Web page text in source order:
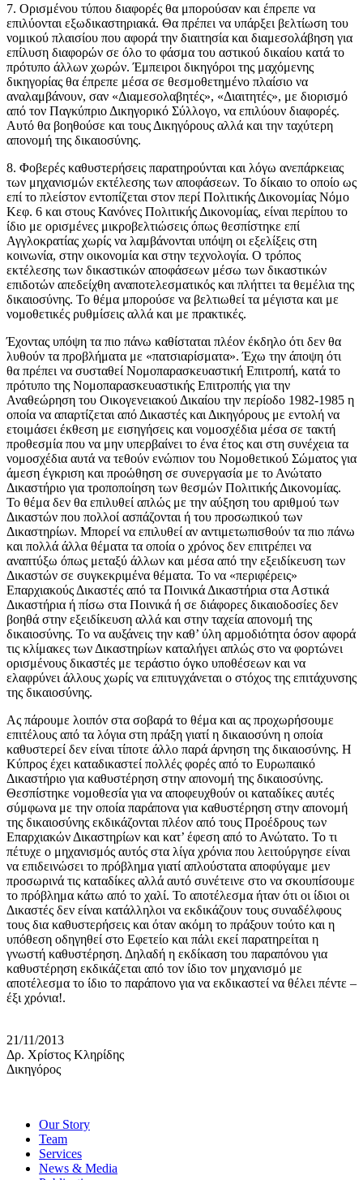
7. Ορισμένου τύπου διαφορές θα μπορούσαν και έπρεπε να
επιλύονται εξωδικαστηριακά. Θα πρέπει να υπάρξει βελτίωση του
νομικού πλαισίου που αφορά την διαιτησία και διαμεσολάβηση για
επίλυση διαφορών σε όλο το φάσμα του αστικού δικαίου κατά το
πρότυπο άλλων χωρών. Έμπειροι δικηγόροι της μαχόμενης
δικηγορίας θα έπρεπε μέσα σε θεσμοθετημένο πλαίσιο να
αναλαμβάνουν, σαν «Διαμεσολαβητές», «Διαιτητές», με διορισμό
από τον Παγκύπριο Δικηγορικό Σύλλογο, να επιλύουν διαφορές.
Αυτό θα βοηθούσε και τους Δικηγόρους αλλά και την ταχύτερη
απονομή της δικαιοσύνης.
8. Φοβερές καθυστερήσεις παρατηρούνται και λόγω ανεπάρκειας
των μηχανισμών εκτέλεσης των αποφάσεων. Το δίκαιο το οποίο ως
επί το πλείστον εντοπίζεται στον περί Πολιτικής Δικονομίας Νόμο
Κεφ. 6 και στους Κανόνες Πολιτικής Δικονομίας, είναι περίπου το
ίδιο με ορισμένες μικροβελτιώσεις όπως θεσπίστηκε επί
Αγγλοκρατίας χωρίς να λαμβάνονται υπόψη οι εξελίξεις στη
κοινωνία, στην οικονομία και στην τεχνολογία. Ο τρόπος
εκτέλεσης των δικαστικών αποφάσεων μέσω των δικαστικών
επιδοτών απεδείχθη αναποτελεσματικός και πλήττει τα θεμέλια της
δικαιοσύνης. Το θέμα μπορούσε να βελτιωθεί τα μέγιστα και με
νομοθετικές ρυθμίσεις αλλά και με πρακτικές.
Έχοντας υπόψη τα πιο πάνω καθίσταται πλέον έκδηλο ότι δεν θα
λυθούν τα προβλήματα με «πατσιαρίσματα». Έχω την άποψη ότι
θα πρέπει να συσταθεί Νομοπαρασκευαστική Επιτροπή, κατά το
πρότυπο της Νομοπαρασκευαστικής Επιτροπής για την
Αναθεώρηση του Οικογενειακού Δικαίου την περίοδο 1982-1985 η
οποία να απαρτίζεται από Δικαστές και Δικηγόρους με εντολή να
ετοιμάσει έκθεση με εισηγήσεις και νομοσχέδια μέσα σε τακτή
προθεσμία που να μην υπερβαίνει το ένα έτος και στη συνέχεια τα
νομοσχέδια αυτά να τεθούν ενώπιον του Νομοθετικού Σώματος για
άμεση έγκριση και προώθηση σε συνεργασία με το Ανώτατο
Δικαστήριο για τροποποίηση των θεσμών Πολιτικής Δικονομίας.
Το θέμα δεν θα επιλυθεί απλώς με την αύξηση του αριθμού των
Δικαστών που πολλοί ασπάζονται ή του προσωπικού των
Δικαστηρίων. Μπορεί να επιλυθεί αν αντιμετωπισθούν τα πιο πάνω
και πολλά άλλα θέματα τα οποία ο χρόνος δεν επιτρέπει να
αναπτύξω όπως μεταξύ άλλων και μέσα από την εξειδίκευση των
Δικαστών σε συγκεκριμένα θέματα. Το να «περιφέρεις»
Επαρχιακούς Δικαστές από τα Ποινικά Δικαστήρια στα Αστικά
Δικαστήρια ή πίσω στα Ποινικά ή σε διάφορες δικαιοδοσίες δεν
βοηθά στην εξειδίκευση αλλά και στην ταχεία απονομή της
δικαιοσύνης. Το να αυξάνεις την καθ’ ύλη αρμοδιότητα όσον αφορά
τις κλίμακες των Δικαστηρίων καταλήγει απλώς στο να φορτώνει
ορισμένους δικαστές με τεράστιο όγκο υποθέσεων και να
ελαφρύνει άλλους χωρίς να επιτυγχάνεται ο στόχος της επιτάχυνσης
της δικαιοσύνης.
Ας πάρουμε λοιπόν στα σοβαρά το θέμα και ας προχωρήσουμε
επιτέλους από τα λόγια στη πράξη γιατί η δικαιοσύνη η οποία
καθυστερεί δεν είναι τίποτε άλλο παρά άρνηση της δικαιοσύνης. Η
Κύπρος έχει καταδικαστεί πολλές φορές από το Ευρωπαικό
Δικαστήριο για καθυστέρηση στην απονομή της δικαιοσύνης.
Θεσπίστηκε νομοθεσία για να αποφευχθούν οι καταδίκες αυτές
σύμφωνα με την οποία παράπονα για καθυστέρηση στην απονομή
της δικαιοσύνης εκδικάζονται πλέον από τους Προέδρους των
Επαρχιακών Δικαστηρίων και κατ’ έφεση από το Ανώτατο. Το τι
πέτυχε ο μηχανισμός αυτός στα λίγα χρόνια που λειτούργησε είναι
να επιδεινώσει το πρόβλημα γιατί απλούστατα αποφύγαμε μεν
προσωρινά τις καταδίκες αλλά αυτό συνέτεινε στο να σκουπίσουμε
το πρόβλημα κάτω από το χαλί. Το αποτέλεσμα ήταν ότι οι ίδιοι οι
Δικαστές δεν είναι κατάλληλοι να εκδικάζουν τους συναδέλφους
τους δια καθυστερήσεις και όταν ακόμη το πράξουν τούτο και η
υπόθεση οδηγηθεί στο Εφετείο και πάλι εκεί παρατηρείται η
γνωστή καθυστέρηση. Δηλαδή η εκδίκαση του παραπόνου για
καθυστέρηση εκδικάζεται από τον ίδιο τον μηχανισμό με
αποτέλεσμα το ίδιο το παράπονο για να εκδικαστεί να θέλει πέντε –
έξι χρόνια!.
21/11/2013
Δρ. Χρίστος Κληρίδης
Δικηγόρος
Our Story
Team
Services
News & Media